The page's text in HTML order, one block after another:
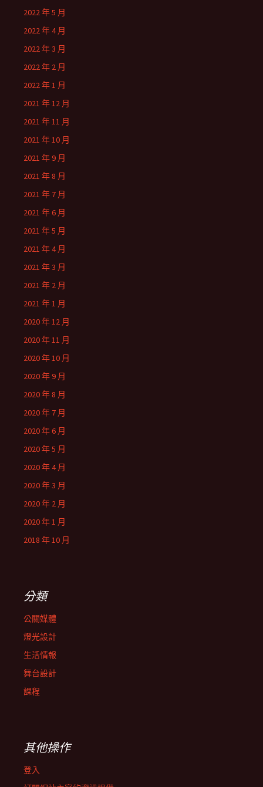
2022 年 5 月
2022 年 4 月
2022 年 3 月
2022 年 2 月
2022 年 1 月
2021 年 12 月
2021 年 11 月
2021 年 10 月
2021 年 9 月
2021 年 8 月
2021 年 7 月
2021 年 6 月
2021 年 5 月
2021 年 4 月
2021 年 3 月
2021 年 2 月
2021 年 1 月
2020 年 12 月
2020 年 11 月
2020 年 10 月
2020 年 9 月
2020 年 8 月
2020 年 7 月
2020 年 6 月
2020 年 5 月
2020 年 4 月
2020 年 3 月
2020 年 2 月
2020 年 1 月
2018 年 10 月
分類
公關媒體
燈光設計
生活情報
舞台設計
課程
其他操作
登入